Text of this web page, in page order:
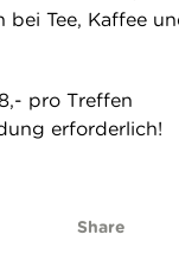
bei Tee, Kaffee
pro Treffen
erforderlich!
Share